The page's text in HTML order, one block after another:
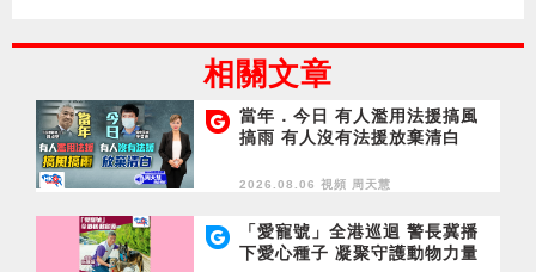
相關文章
當年．今日 有人濫用法援搞風
搞雨 有人沒有法援放棄清白
2026.08.06 視頻 周天慧
「愛寵號」全港巡迴 警長冀播
下愛心種子 凝聚守護動物力量